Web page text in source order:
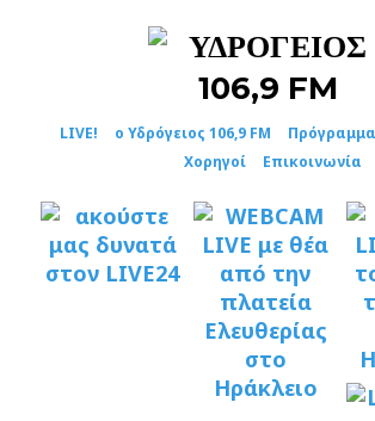
LIVE! ο Υδρόγειος 106,9 FM Πρόγραμμα
Χορηγοί
Επικοινωνία